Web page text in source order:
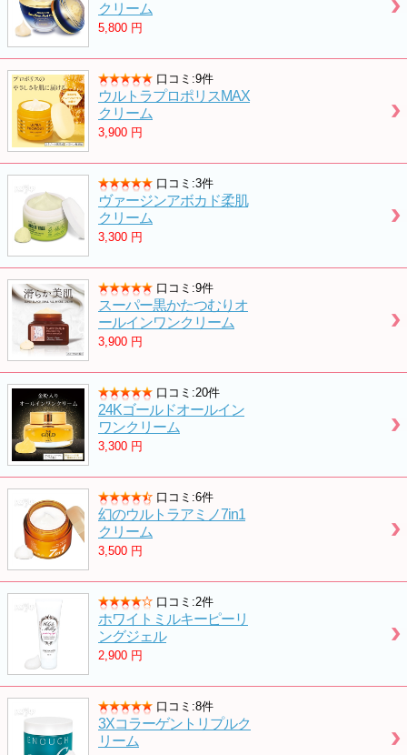
クリーム
5,800 円
口コミ:9件
ウルトラプロポリスMAX
クリーム
3,900 円
口コミ:3件
ヴァージンアボカド柔肌
クリーム
3,300 円
口コミ:9件
スーパー黒かたつむりオ
ールインワンクリーム
3,900 円
口コミ:20件
24Kゴールドオールイン
ワンクリーム
3,300 円
口コミ:6件
幻のウルトラアミノ7in1
クリーム
3,500 円
口コミ:2件
ホワイトミルキーピーリ
ングジェル
2,900 円
口コミ:8件
3Xコラーゲントリプルク
リーム